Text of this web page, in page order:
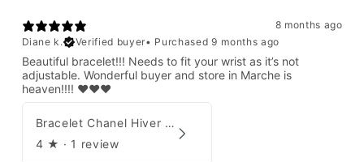
8 months ago
Diane k.
Verified buyer• Purchased 9 months ago
Beautiful bracelet!!! Needs to fit your wrist as it’s not
adjustable. Wonderful buyer and store in Marche is
heaven!!!! ❤️❤️❤️
Bracelet Chanel Hiver 1997
4 ★ · 1 review